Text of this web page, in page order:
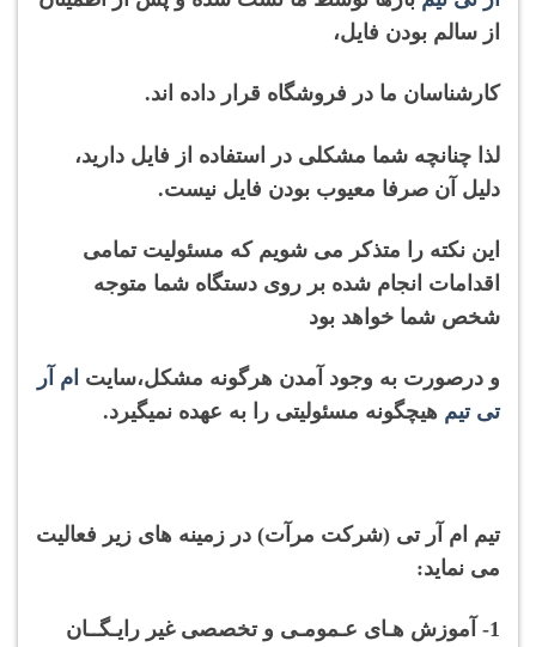
از سالم بودن فایل،
کارشناسان ما در فروشگاه قرار داده اند.
لذا چنانچه شما مشکلی در استفاده از فایل دارید،
دلیل آن صرفا معیوب بودن فایل نیست.
این نکته را متذکر می شویم که مسئولیت تمامی
اقدامات انجام شده بر روی دستگاه شما متوجه
شخص شما خواهد بود
و درصورت به وجود آمدن هرگونه مشکل،سایت ام آر
تی تیم هیچگونه مسئولیتی را به عهده نمیگیرد.
تیم ام آر تی (شرکت مرآت) در زمینه های زیر فعالیت
می نماید:
1- آموزش هـای عـمومـی و تخصصی غیر رایـگــان